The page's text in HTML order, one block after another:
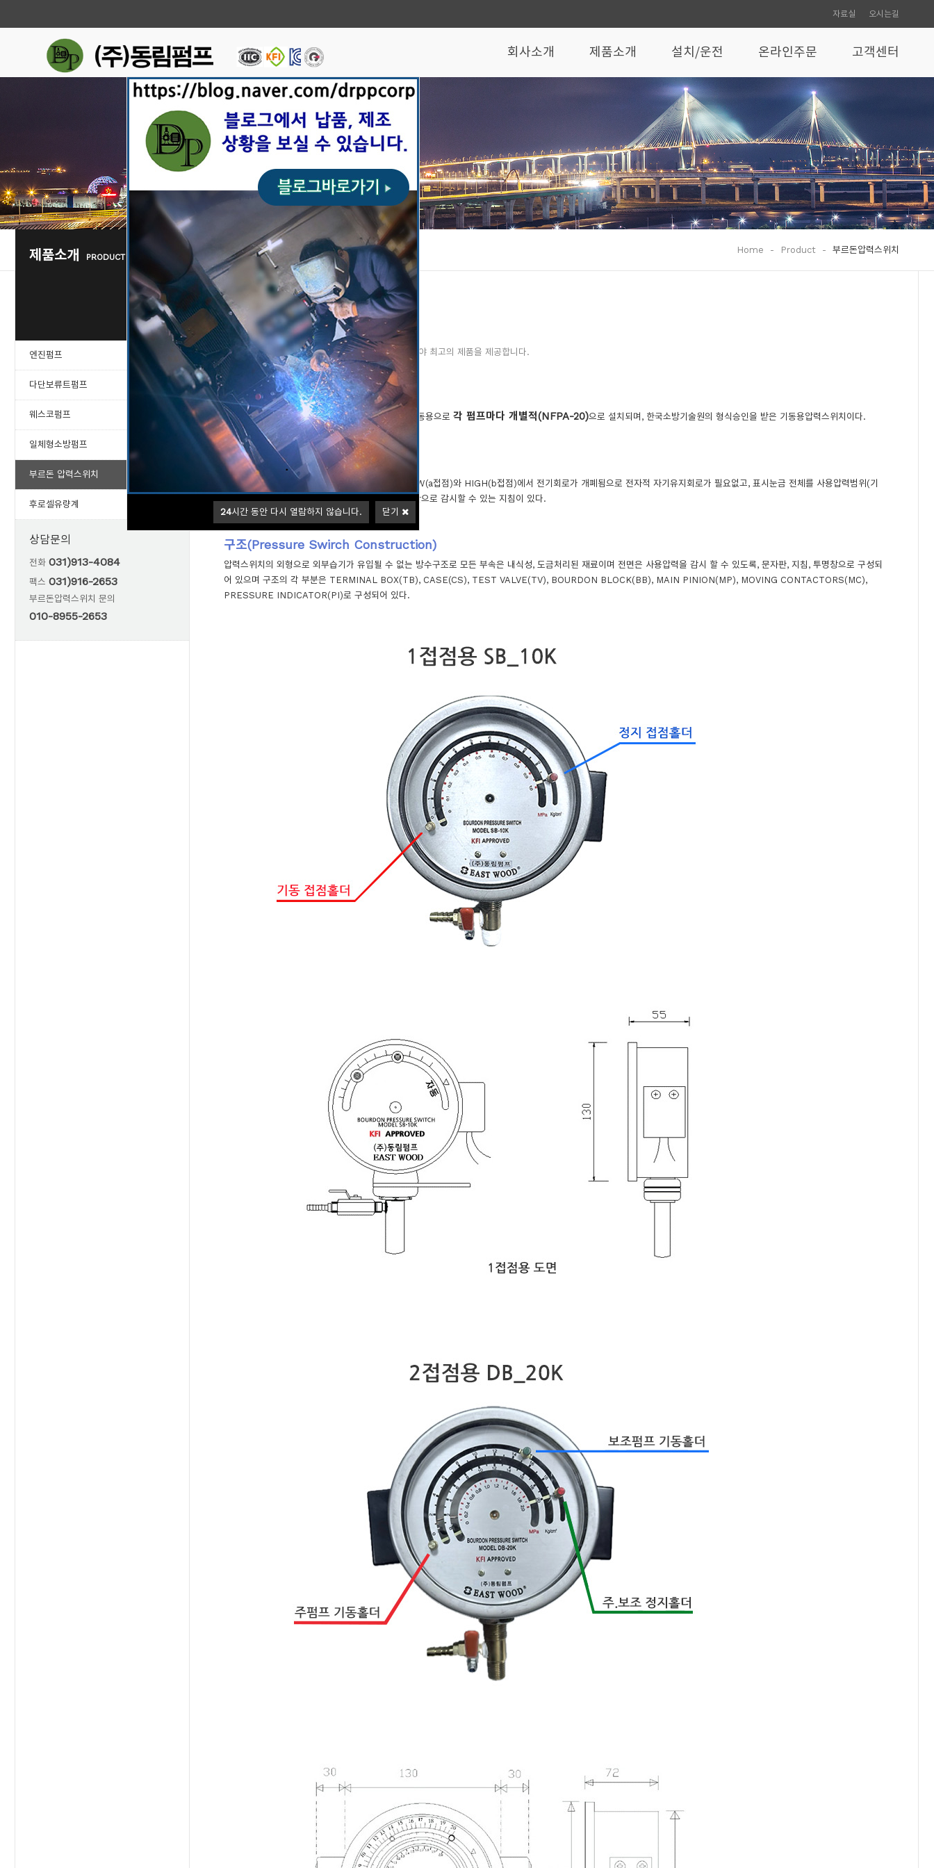
24시간 동안 다시 열람하지 않습니다. 닫기
자료실 오시는길
회사소개 제품소개 설치/운전
엔진펌프 설치운전
엔진펌프취급설명서
부르돈압력스위치
온라인주문 고객센터
Home - Product - 부르돈압력스위치
제품소개 PRODUCT
엔진펌프
다단보류트펌프
웨스코펌프
일체형소방펌프
부르돈 압력스위치
후로셀유량계
상담문의
전화 031)913-4084
팩스 031)916-2653
부르돈압력스위치 문의
010-8955-2653
부르돈압력스위치
신뢰와 안전성을 최우선으로하는 소방용엔진펌프 분야 최고의 제품을 제공합니다.
개요(General)
(주)동림펌프의 부르돈압력스위치는 소방펌프 기동용으로 각 펌프마다 개별적(NFPA-20)으로 설치되며, 한국소방기술원의 형식승인을 받은 기동용압력스위치이다.
특징(Feature)
SB10K, DB20K 최대사용압력이 20㎏/㎠이며 LOW(a접점)와 HIGH(b접점)에서 전기회로가 개폐됨으로 전자적 자기유지회로가 필요없고, 표시눈금 전체를 사용압력범위(기
동,정지)로 사용할 수 있으며 현재의 운전압력을 육안으로 감시할 수 있는 지침이 있다.
구조(Pressure Swirch Construction)
압력스위치의 외형으로 외부습기가 유입될 수 없는 방수구조로 모든 부속은 내식성, 도금처리된 재료이며 전면은 사용압력을 감시 할 수 있도록, 문자판, 지침, 투명창으로 구성되
어 있으며 구조의 각 부분은 TERMINAL BOX(TB), CASE(CS), TEST VALVE(TV), BOURDON BLOCK(BB), MAIN PINION(MP), MOVING CONTACTORS(MC),
PRESSURE INDICATOR(PI)로 구성되어 있다.